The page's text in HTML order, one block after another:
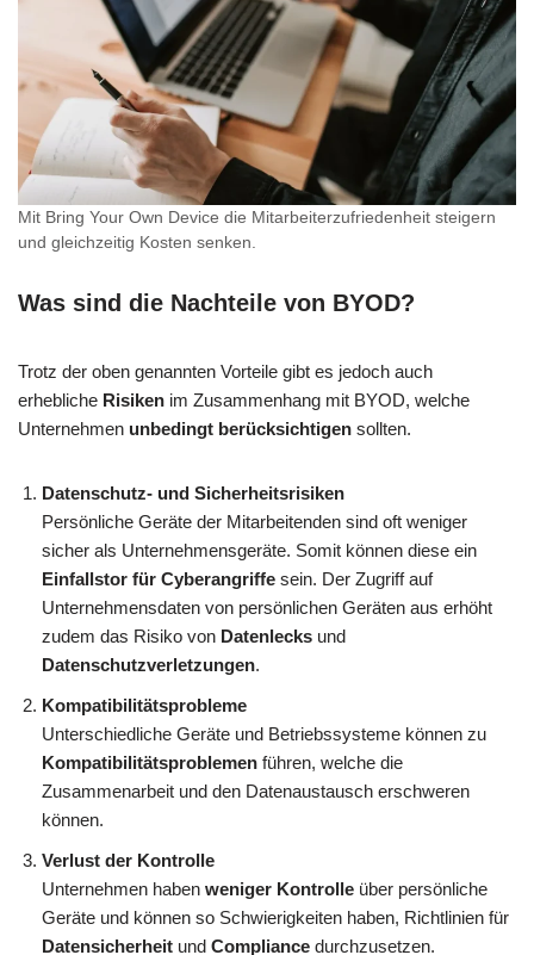
Mit Bring Your Own Device die Mitarbeiterzufriedenheit steigern
und gleichzeitig Kosten senken.
Was sind die Nachteile von BYOD?
Trotz der oben genannten Vorteile gibt es jedoch auch
erhebliche Risiken im Zusammenhang mit BYOD, welche
Unternehmen unbedingt berücksichtigen sollten.
Datenschutz- und Sicherheitsrisiken
Persönliche Geräte der Mitarbeitenden sind oft weniger
sicher als Unternehmensgeräte. Somit können diese ein
Einfallstor für Cyberangriffe sein. Der Zugriff auf
Unternehmensdaten von persönlichen Geräten aus erhöht
zudem das Risiko von Datenlecks und
Datenschutzverletzungen.
Kompatibilitätsprobleme
Unterschiedliche Geräte und Betriebssysteme können zu
Kompatibilitätsproblemen führen, welche die
Zusammenarbeit und den Datenaustausch erschweren
können.
Verlust der Kontrolle
Unternehmen haben weniger Kontrolle über persönliche
Geräte und können so Schwierigkeiten haben, Richtlinien für
Datensicherheit und Compliance durchzusetzen.